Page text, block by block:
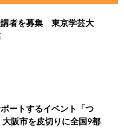
講者を募集 東京学芸大
ートするイベント「つ
阪市を皮切りに全国9都